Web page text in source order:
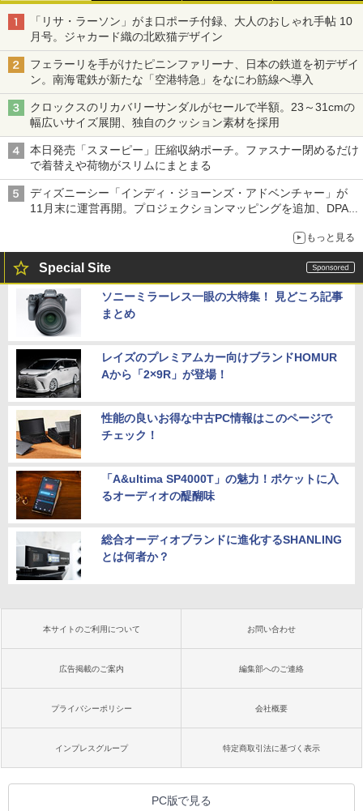
「リサ・ラーソン」がま口ポーチ付録、大人のおしゃれ手帖 10
月号。ジャカード織の北欧猫デザイン
フェラーリを手がけたピニンファリーナ、日本の鉄道を初デザイ
ン。南海電鉄が新たな「空港特急」をなにわ筋線へ導入
クロックスのリカバリーサンダルがセールで半額。23～31cmの
幅広いサイズ展開、独自のクッション素材を採用
本日発売「スヌーピー」圧縮収納ポーチ。ファスナー閉めるだけ
で着替えや荷物がスリムにまとまる
ディズニーシー「インディ・ジョーンズ・アドベンチャー」が
11月末に運営再開。プロジェクションマッピングを追加、DPA
もっと見る
Special Site
ソニーミラーレス一眼の大特集！ 見どころ記事
まとめ
レイズのプレミアムカー向けブランドHOMUR
Aから「2×9R」が登場！
性能の良いお得な中古PC情報はこのページで
チェック！
「A&ultima SP4000T」の魅力！ポケットに入
るオーディオの醍醐味
総合オーディオブランドに進化するSHANLING
とは何者か？
本サイトのご利用について お問い合わせ
広告掲載のご案内 編集部へのご連絡
プライバシーポリシー 会社概要
インプレスグループ 特定商取引法に基づく表示
PC版で見る